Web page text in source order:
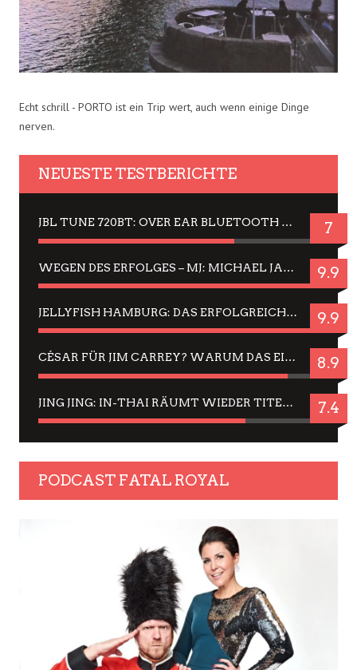
Echt schrill - PORTO ist ein Trip wert, auch wenn einige Dinge
nerven.
NEUESTE TESTBERICHTE
JBL TUNE 720BT: OVER EAR BLUETOOTH KOPFHÖRER UM DIE 50,-€ IM DAUER-TEST 7
WEGEN DES ERFOLGES – MJ: MICHAEL JACKSON MUSICAL IN EINER MATINEE SEHEN 9.9
JELLYFISH HAMBURG: DAS ERFOLGREICHE SOMMER-MENÜ 2025 IN GEFÜHLEN UND BILDERN 9.9
CÉSAR FÜR JIM CARREY? WARUM DAS EINER DER NERVIGSTEN ACTORS IST UND BLEIBT 8.9
JING JING: IN-THAI RÄUMT WIEDER TITEL AB – EIN ZWEI-STUNDEN-ERLEBNISBERICHT 7.4
PODCAST FATAL ROYAL